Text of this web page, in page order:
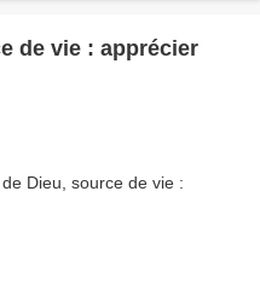
de vie : apprécier